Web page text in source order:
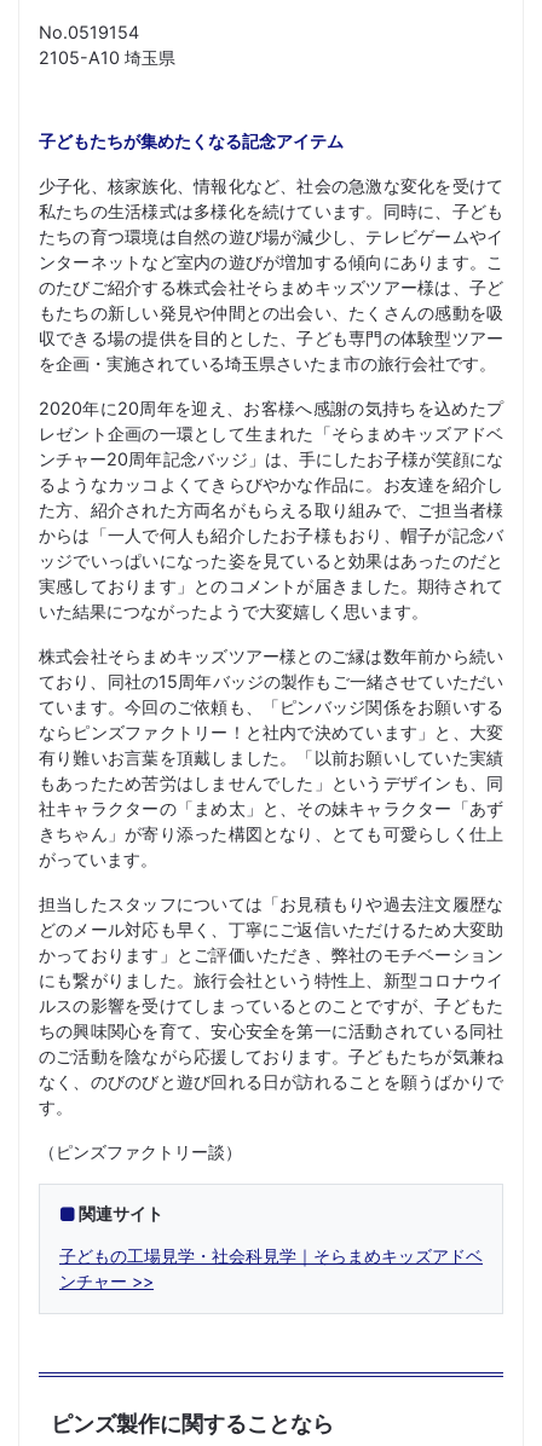
No.0519154
2105-A10 埼玉県
子どもたちが集めたくなる記念アイテム
少子化、核家族化、情報化など、社会の急激な変化を受けて
私たちの生活様式は多様化を続けています。同時に、子ども
たちの育つ環境は自然の遊び場が減少し、テレビゲームやイ
ンターネットなど室内の遊びが増加する傾向にあります。こ
のたびご紹介する株式会社そらまめキッズツアー様は、子ど
もたちの新しい発見や仲間との出会い、たくさんの感動を吸
収できる場の提供を目的とした、子ども専門の体験型ツアー
を企画・実施されている埼玉県さいたま市の旅行会社です。
2020年に20周年を迎え、お客様へ感謝の気持ちを込めたプ
レゼント企画の一環として生まれた「そらまめキッズアドベ
ンチャー20周年記念バッジ」は、手にしたお子様が笑顔にな
るようなカッコよくてきらびやかな作品に。お友達を紹介し
た方、紹介された方両名がもらえる取り組みで、ご担当者様
からは「一人で何人も紹介したお子様もおり、帽子が記念バ
ッジでいっぱいになった姿を見ていると効果はあったのだと
実感しております」とのコメントが届きました。期待されて
いた結果につながったようで大変嬉しく思います。
株式会社そらまめキッズツアー様とのご縁は数年前から続い
ており、同社の15周年バッジの製作もご一緒させていただい
ています。今回のご依頼も、「ピンバッジ関係をお願いする
ならピンズファクトリー！と社内で決めています」と、大変
有り難いお言葉を頂戴しました。「以前お願いしていた実績
もあったため苦労はしませんでした」というデザインも、同
社キャラクターの「まめ太」と、その妹キャラクター「あず
きちゃん」が寄り添った構図となり、とても可愛らしく仕上
がっています。
担当したスタッフについては「お見積もりや過去注文履歴な
どのメール対応も早く、丁寧にご返信いただけるため大変助
かっております」とご評価いただき、弊社のモチベーション
にも繋がりました。旅行会社という特性上、新型コロナウイ
ルスの影響を受けてしまっているとのことですが、子どもた
ちの興味関心を育て、安心安全を第一に活動されている同社
のご活動を陰ながら応援しております。子どもたちが気兼ね
なく、のびのびと遊び回れる日が訪れることを願うばかりで
す。
（ピンズファクトリー談）
関連サイト
子どもの工場見学・社会科見学｜そらまめキッズアドベ
ンチャー
ピンズ製作に関することなら